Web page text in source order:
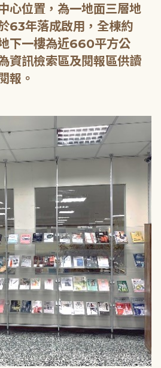
心位置，為一地面三層地
63年落成啟用，全棟約
下一樓為近660平方公
資訊檢索區及閱報區供讀
報。